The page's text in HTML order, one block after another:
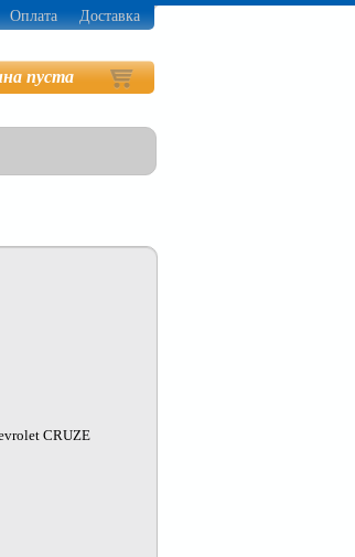
Оплата Доставка
пуста
CRUZE